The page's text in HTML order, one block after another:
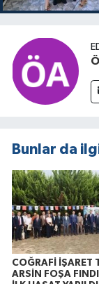
Bunlar da
COĞRAFİ İŞARET
ARSİN FOŞA